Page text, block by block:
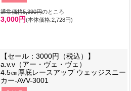
通常価格5,390円のところ
3,000円(本体価格:2,728円)
【セール：3000円（税込）】
a.v.v（アー・ヴェ・ヴェ）
4.5㎝厚底レースアップ ウェッジスニー
カー-AVV-3001